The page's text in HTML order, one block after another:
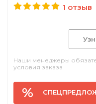
1 отзыв
Наши менеджеры
условия заказа